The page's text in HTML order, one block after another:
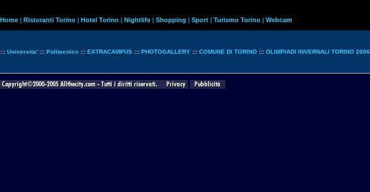
Home | Ristoranti Torino | Hotel Torino | Nightlife | Shopping | Sport | Turismo Torino | Webcam
::: Universita' ::: Politecnico ::: EXTRACAMPUS ::: PHOTOGALLERY ::: COMUNE DI TORINO ::: OLIMPIADI INVERNALI TORINO 2006